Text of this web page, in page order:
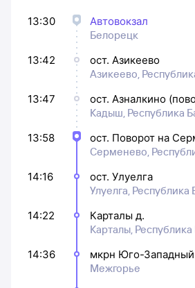
13:30
Автовокзал
Белорецк
13:42
ост. Азикеево
Азикеево,
13:47
ост. Азналкино
Кадыш, Республика
13:58
ост. Поворот на
Серменево,
14:16
ост. Улуелга
Улуелга,
14:22
Карталы д.
Карталы,
14:36
мкрн Юго-Западный
Межгорье